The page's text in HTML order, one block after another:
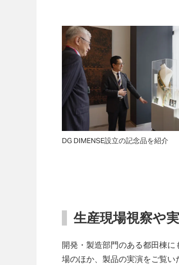
DG DIMENSE設立の記念品を紹介
生産現場視察や
開発・製造部門のある都田棟
場のほか、製品の実演をご覧